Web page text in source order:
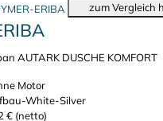
zum Vergleich
AUTARK DUSCHE KOMFORT
Motor
White-Silver
€ (netto)